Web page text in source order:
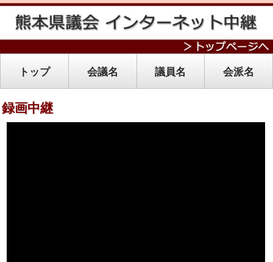
トップ 会議名 議員名 会派名
録画中継